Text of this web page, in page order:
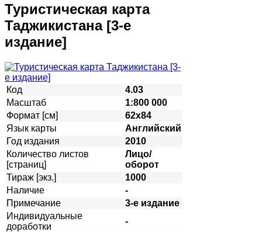
Туристическая карта
Таджикистана [3-е
издание]
Код
4.03
Масштаб
1:800 000
Формат [см]
62х84
Язык карты
Английский
Год издания
2010
Количество листов
[страниц]
Лицо/
оборот
Тираж [экз.]
1000
Наличие
-
Примечание
3-е издание
Индивидуальные
доработки
-